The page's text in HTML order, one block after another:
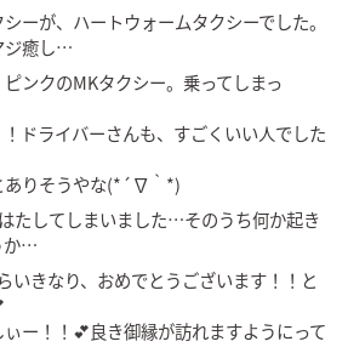
ーが、ハートウォームタクシーでした。
ジ癒し…
ンクのMKタクシー。乗ってしまっ
ドライバーさんも、すごくいい人でした
ありそうやな(*´∇｀*)
たしてしまいました…そのうち何か起き
か…
いきなり、おめでとうございます！！と
ー！！💕良き御縁が訪れますようにって